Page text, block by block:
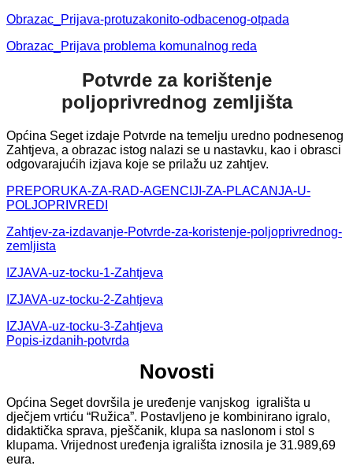
Obrazac_Prijava-protuzakonito-odbacenog-otpada
Obrazac_Prijava problema komunalnog reda
Potvrde za korištenje
poljoprivrednog zemljišta
Općina Seget izdaje Potvrde na temelju uredno podnesenog
Zahtjeva, a obrazac istog nalazi se u nastavku, kao i obrasci
odgovarajućih izjava koje se prilažu uz zahtjev.
PREPORUKA-ZA-RAD-AGENCIJI-ZA-PLACANJA-U-
POLJOPRIVREDI
Zahtjev-za-izdavanje-Potvrde-za-koristenje-poljoprivrednog-
zemljista
IZJAVA-uz-tocku-1-Zahtjeva
IZJAVA-uz-tocku-2-Zahtjeva
IZJAVA-uz-tocku-3-Zahtjeva
Popis-izdanih-potvrda
Novosti
Općina Seget dovršila je uređenje vanjskog igrališta u
dječjem vrtiću “Ružica”. Postavljeno je kombinirano igralo,
didaktička sprava, pješčanik, klupa sa naslonom i stol s
klupama. Vrijednost uređenja igrališta iznosila je 31.989,69
eura.